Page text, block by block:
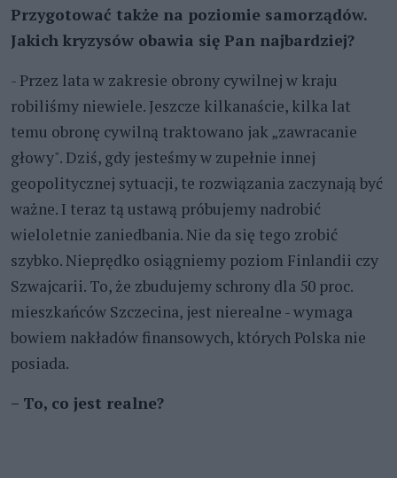
Przygotować także na poziomie samorządów.
Jakich kryzysów obawia się Pan najbardziej?
- Przez lata w zakresie obrony cywilnej w kraju
robiliśmy niewiele. Jeszcze kilkanaście, kilka lat
temu obronę cywilną traktowano jak „zawracanie
głowy". Dziś, gdy jesteśmy w zupełnie innej
geopolitycznej sytuacji, te rozwiązania zaczynają być
ważne. I teraz tą ustawą próbujemy nadrobić
wieloletnie zaniedbania. Nie da się tego zrobić
szybko. Nieprędko osiągniemy poziom Finlandii czy
Szwajcarii. To, że zbudujemy schrony dla 50 proc.
mieszkańców Szczecina, jest nierealne - wymaga
bowiem nakładów finansowych, których Polska nie
posiada.
– To, co jest realne?